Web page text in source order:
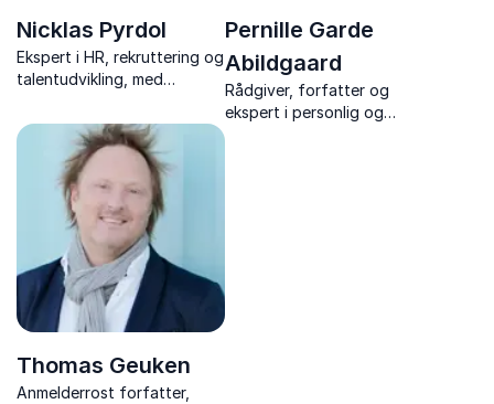
Nicklas Pyrdol
Ekspert i HR, rekruttering og
talentudvikling, med
med humor, evidens og
værktøjer til stærkere
samarbejde og kultur.
Pernille Garde
Abildgaard
Rådgiver, forfatter og
ekspert i personlig og
Thomas Geuken
Anmelderrost forfatter,